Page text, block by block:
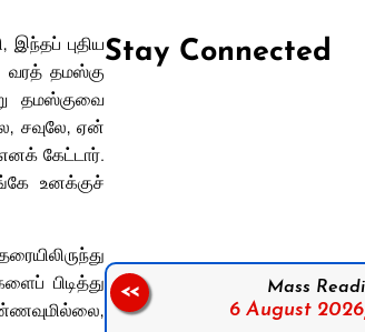
புதிய
வரத் தமஸ்கு
தமஸ்குவை
சவுலே, ஏன்
கேட்டார்.
உனக்குச்
பிடித்து
Stay Connected
Follow us on Facebook
Mass
6 August 2026,
<<